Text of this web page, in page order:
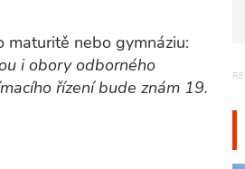
maturitě nebo gymnáziu:
i obory odborného
řízení bude znám 19.